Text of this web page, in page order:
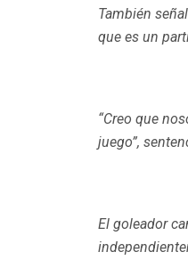
También
que es un
“Creo que
juego”,
El goleador